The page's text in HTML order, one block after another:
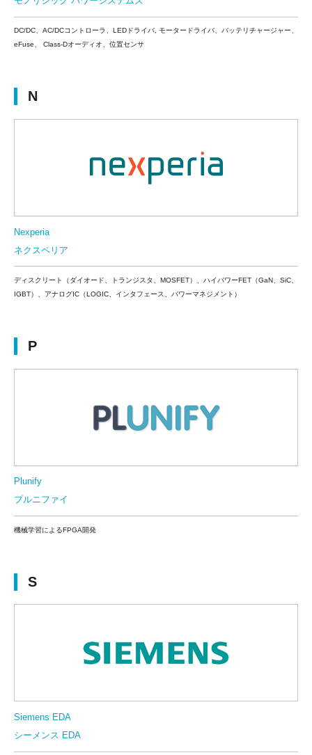
DC/DC、AC/DCコントローラ、LEDドライバ, モータードライバ、バッテリチャージャー、
eFuse、 Class-Dオーディオ、位置センサ
N
Nexperia
ネクスペリア
ディスクリート（ダイオード、トランジスタ、MOSFET）、ハイパワーFET（GaN、SiC、
IGBT）、アナログIC（LOGIC、インタフェース、パワーマネジメント）
P
Plunify
プルニファイ
機械学習によるFPGA開発
S
Siemens EDA
シーメンス EDA